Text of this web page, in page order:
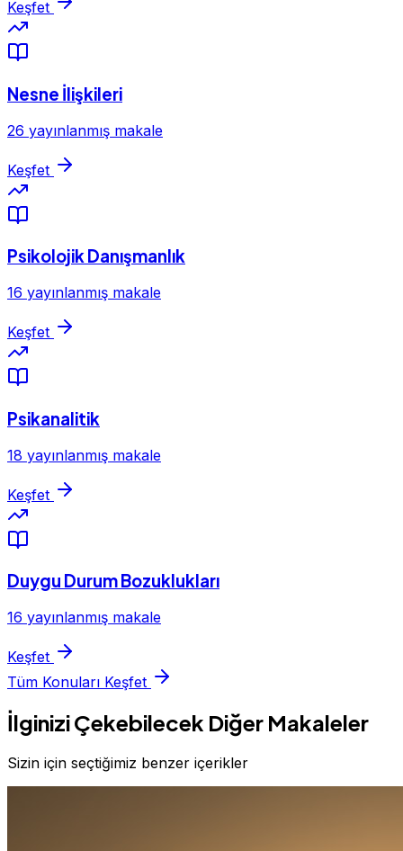
Keşfet
Nesne İlişkileri
26 yayınlanmış makale
Keşfet
Psikolojik Danışmanlık
16 yayınlanmış makale
Keşfet
Psikanalitik
18 yayınlanmış makale
Keşfet
Duygu Durum Bozuklukları
16 yayınlanmış makale
Keşfet
Tüm Konuları Keşfet
İlginizi Çekebilecek Diğer Makaleler
Sizin için seçtiğimiz benzer içerikler